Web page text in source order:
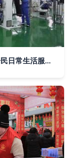
品牌特輯 | 揭秘華天e生活的前世今生! 居民日常生活服務的蝶變之路